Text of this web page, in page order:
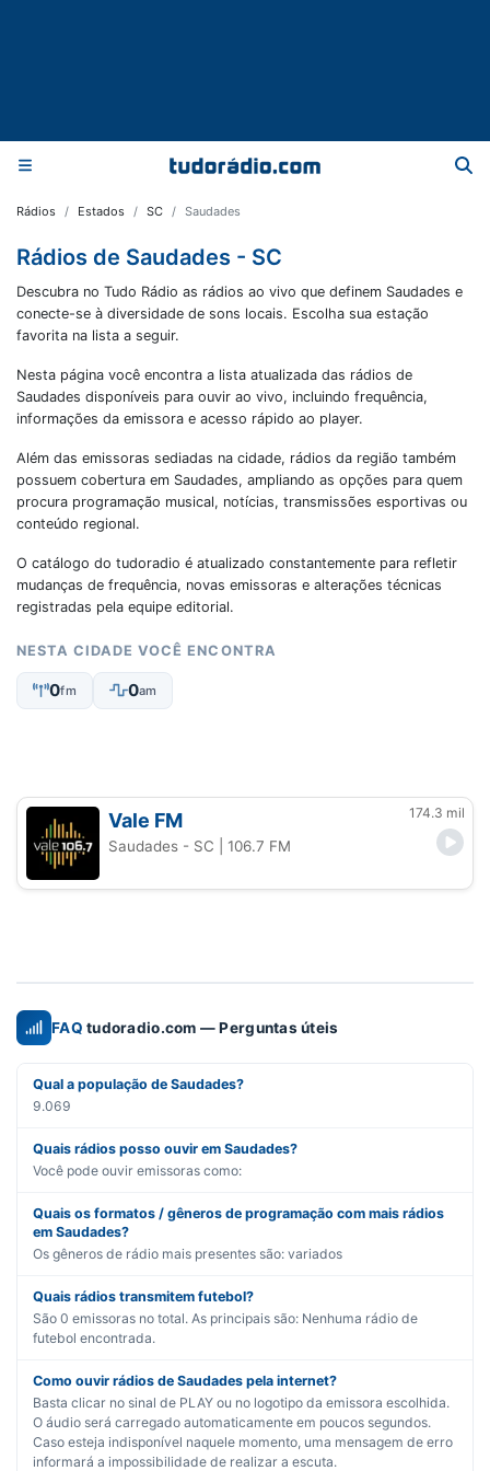
Rádios Estados SC Saudades
Rádios de Saudades - SC
Descubra no Tudo Rádio as rádios ao vivo que definem Saudades e
conecte-se à diversidade de sons locais. Escolha sua estação
favorita na lista a seguir.
Nesta página você encontra a lista atualizada das rádios de
Saudades disponíveis para ouvir ao vivo, incluindo frequência,
informações da emissora e acesso rápido ao player.
Além das emissoras sediadas na cidade, rádios da região também
possuem cobertura em Saudades, ampliando as opções para quem
procura programação musical, notícias, transmissões esportivas ou
conteúdo regional.
O catálogo do tudoradio é atualizado constantemente para refletir
mudanças de frequência, novas emissoras e alterações técnicas
registradas pela equipe editorial.
NESTA CIDADE VOCÊ ENCONTRA
0fm 0am
Vale FM 174.3 mil
Saudades - SC | 106.7 FM
FAQ tudoradio.com — Perguntas úteis
Qual a população de Saudades?
9.069
Quais rádios posso ouvir em Saudades?
Você pode ouvir emissoras como:
Quais os formatos / gêneros de programação com mais rádios
em Saudades?
Os gêneros de rádio mais presentes são: variados
Quais rádios transmitem futebol?
São 0 emissoras no total. As principais são: Nenhuma rádio de
futebol encontrada.
Como ouvir rádios de Saudades pela internet?
Basta clicar no sinal de PLAY ou no logotipo da emissora escolhida.
O áudio será carregado automaticamente em poucos segundos.
Caso esteja indisponível naquele momento, uma mensagem de erro
informará a impossibilidade de realizar a escuta.